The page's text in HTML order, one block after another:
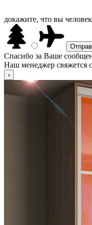
докажите, что вы
Спасибо за Ваше
Наш менеджер свяжется